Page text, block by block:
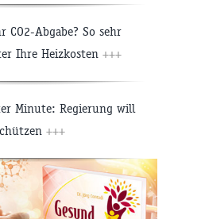
CO2-Abgabe? So sehr
Ihre Heizkosten +++
Minute: Regierung will
+++